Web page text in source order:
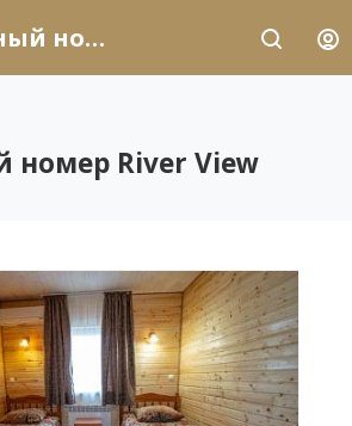
2-х местный номер River View
номер River View